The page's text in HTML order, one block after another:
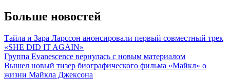
Больше новостей
Тайла и Зара Ларссон анонсировали первый совместный трек
«SHE DID IT AGAIN»
Группа Evanescence вернулась с новым материалом
Вышел новый тизер биографического фильма «Майкл» о
жизни Майкла Джексона